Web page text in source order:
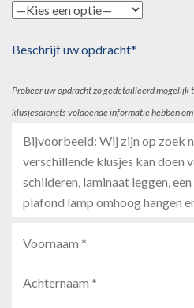
Beschrijf uw opdracht*
Probeer uw opdracht zo gedetailleerd mogelijk
klusjesdiensts voldoende informatie hebben